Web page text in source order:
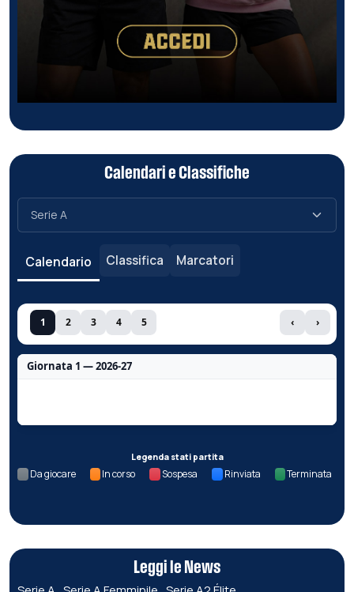
Calendari e Classifiche
Calendario Classifica Marcatori
1 2 3 4 5 ‹ ›
Giornata 1 — 2026-27
Legenda stati partita
Da giocare In corso Sospesa Rinviata Terminata
Leggi le News